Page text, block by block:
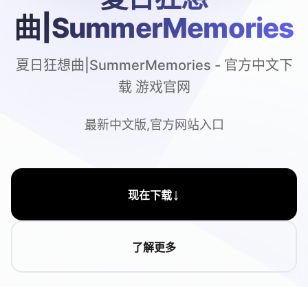
曲|SummerMemories
夏日狂想曲|SummerMemories - 官方中文下
载 游戏官网
最新中文版,官方网站入口
现在下载↓
了解更多